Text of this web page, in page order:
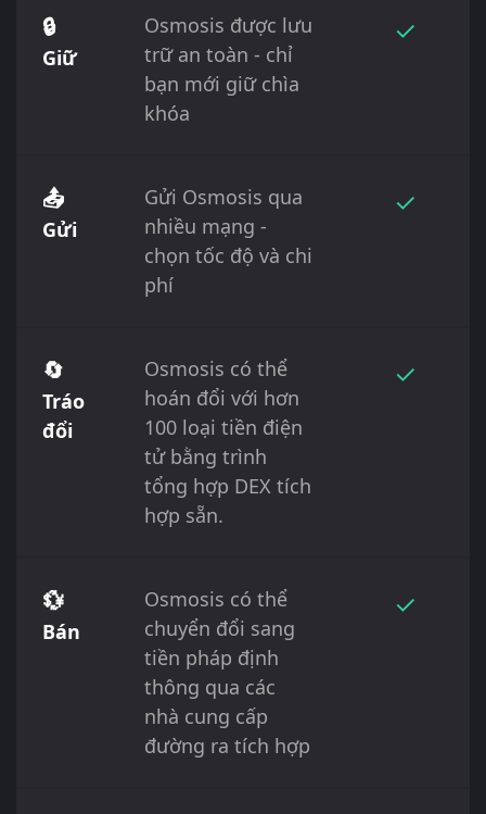
🔒
Giữ
Osmosis được lưu
trữ an toàn - chỉ
bạn mới giữ chìa
khóa
✓
📤
Gửi
Gửi Osmosis qua
nhiều mạng -
chọn tốc độ và chi
phí
✓
🔄
Tráo
đổi
Osmosis có thể
hoán đổi với hơn
100 loại tiền điện
tử bằng trình
tổng hợp DEX tích
hợp sẵn.
✓
💱
Bán
Osmosis có thể
chuyển đổi sang
tiền pháp định
thông qua các
nhà cung cấp
đường ra tích hợp
✓